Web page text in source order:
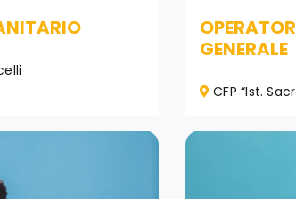
GENERALE
CFP “Ist.